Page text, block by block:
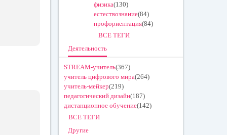
физика(130)
естествознание(84)
профориентация(84)
ВСЕ ТЕГИ
Деятельность
STREAM-учитель(367)
учитель цифрового мира(264)
учитель-мейкер(219)
педагогический дизайн(187)
дистанционное обучение(142)
ВСЕ ТЕГИ
Другие